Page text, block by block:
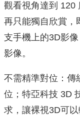
觀看視角達到 120
再只能獨自欣賞，
支手機上的3D影
影像。
不需精準對位：傳
位；特亞科技 3D
求，讓裸視3D可以